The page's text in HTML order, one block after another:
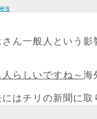
ん一般人という
らしいですね～ 海
はチリの新聞に取